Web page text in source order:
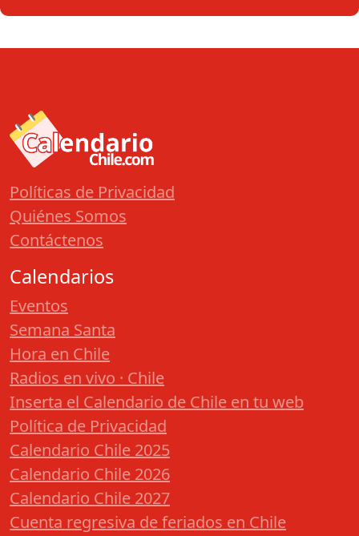
Políticas de Privacidad
Quiénes Somos
Contáctenos
Calendarios
Eventos
Semana Santa
Hora en Chile
Radios en vivo · Chile
Inserta el Calendario de Chile en tu web
Política de Privacidad
Calendario Chile 2025
Calendario Chile 2026
Calendario Chile 2027
Cuenta regresiva de feriados en Chile